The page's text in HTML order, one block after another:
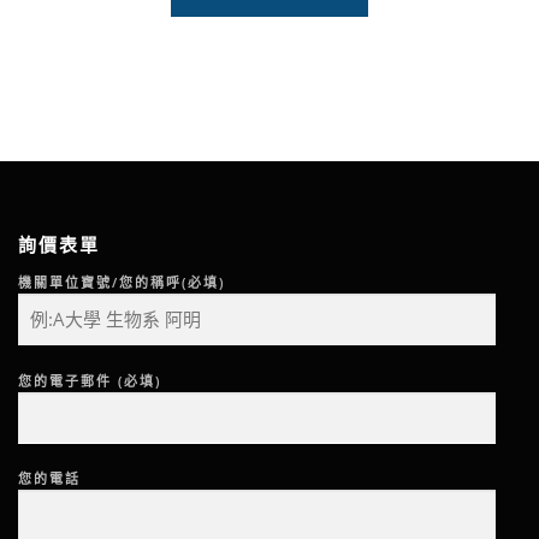
詢價表單
機關單位寶號/您的稱呼(必填)
您的電子郵件 (必填)
您的電話